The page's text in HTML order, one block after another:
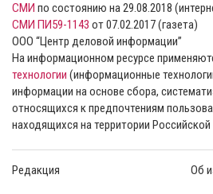
СМИ по состоянию на 29.08.2018
СМИ ПИ59-1143 от 07.02.2017 (газета)
ООО “Центр деловой информации”
На информационном ресурсе
технологии (информационные
информации на основе сбора,
относящихся к предпочтениям
находящихся на территории
Редакция Об